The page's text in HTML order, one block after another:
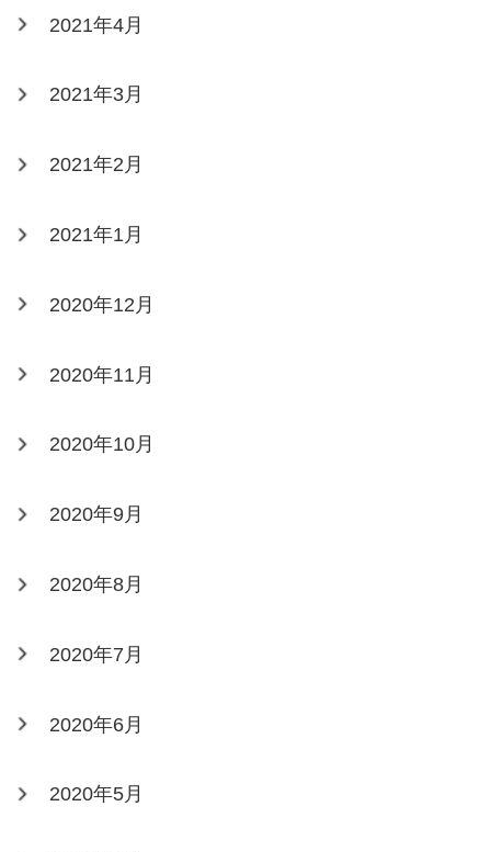
2021年4月
2021年3月
2021年2月
2021年1月
2020年12月
2020年11月
2020年10月
2020年9月
2020年8月
2020年7月
2020年6月
2020年5月